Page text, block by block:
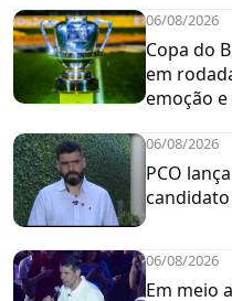
06/08/2026
Copa do
em
emoção
06/08/2026
PCO
06/08/2026
Em meio